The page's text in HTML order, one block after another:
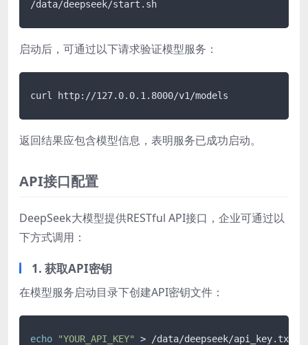
启动后，可通过以下请求验证模型服务：
返回结果应包含模型信息，表明服务已成功启动。
API接口配置
DeepSeek大模型提供RESTful API接口，企业可通过以
下方式调用：
1. 获取API密钥
在模型服务启动目录下创建API密钥文件：
echo "YOUR_API_KEY"